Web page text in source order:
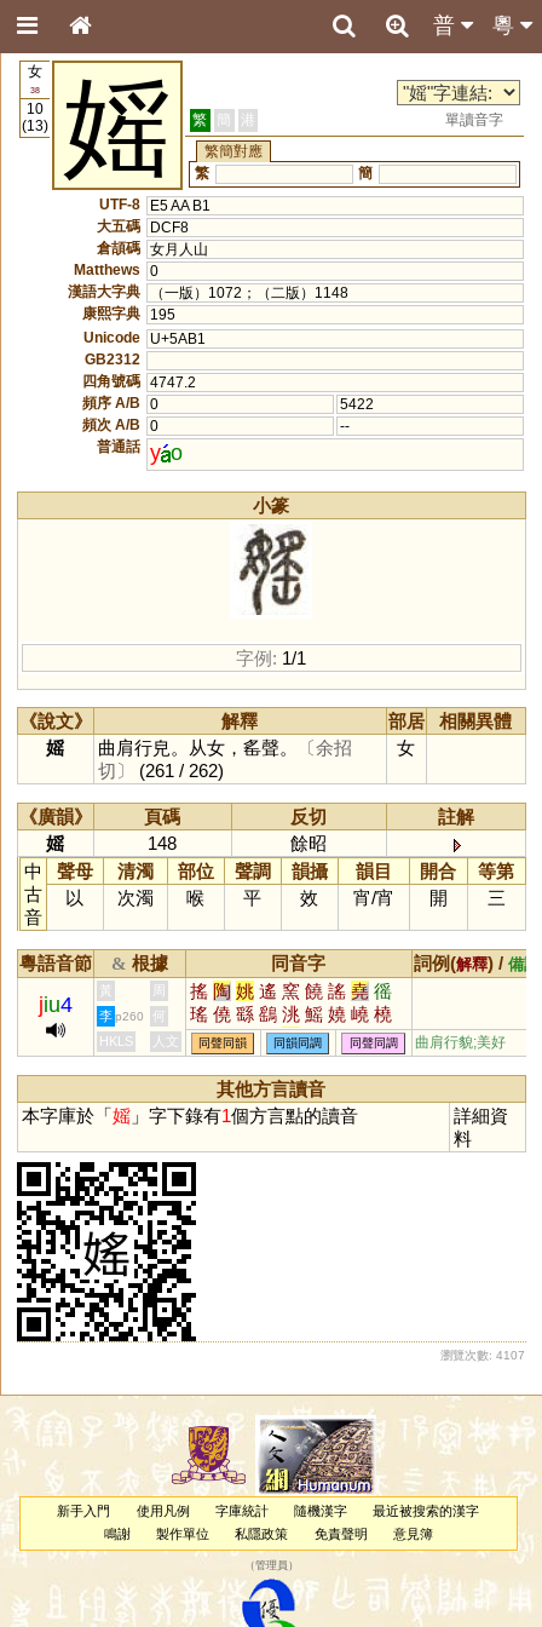
粵
普
女
38
10
(13)
媱 繁 簡 港
單讀音字
繁簡對應
繁
簡
UTF-8
E5 AA B1
大五碼
DCF8
倉頡碼 女月人山
Matthews
0
漢語大字典
（一版）1072；（二版）1148
康熙字典
195
Unicode
U+5AB1
GB2312
四角號碼 4747.2
頻序 A/B
0
5422
頻次 A/B
0
--
普通話 y o
小篆
字例: 1/1
《說文》 解釋 部居
相關異體
媱
曲肩行皃。从女，䍃聲。
〔余招
切〕
(261 / 262)
女
《廣韻》 頁碼 反切
註解
媱
148
餘昭
中
古
音
聲母 清濁 部位 聲調 韻攝 韻目 開合
等第
以
次濁 喉 平 效 宵/宵 開 三
粵語音節 & 根據 同音字 詞例(解釋) / 備註
jiu4
黃 周 搖 陶 姚 遙 窯 饒 謠 堯 徭
瑤 僥 繇 鷂 洮 鰩 嬈 嶢 橈
垚 猺 蟯 軺 䌛 嗂 愮 傜 珧
銚 榣 蕘 颻 襓 脁 顤 摿 烑
穘
李 p260
何
HKLS
人文 同聲同韻 同韻同調 同聲同調 曲肩行貌;美好
其他方言讀音
本字庫於「媱」字下錄有1個方言點的讀音
詳細資
料
瀏覽次數: 4107
新手入門 使用凡例 字庫統計 隨機漢字
最近被搜索的漢字
鳴謝
製作單位 私隱政策 免責聲明 意見簿
（管理員 ）